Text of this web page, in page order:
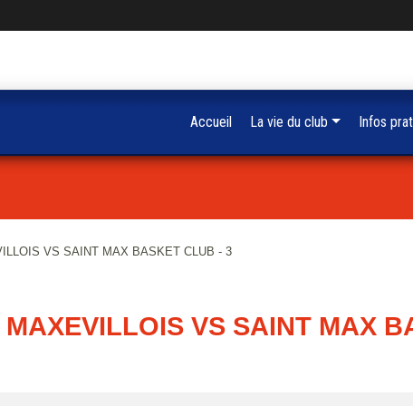
VS SAINT MAX BASKET CLUB - 3
MAXEVILLOIS VS SAINT MAX
Accueil La vie du club Infos